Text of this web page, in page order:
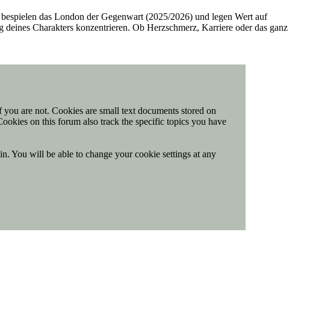
das London der Gegenwart (2025/2026) und legen Wert auf
Charakters konzentrieren. Ob Herzschmerz, Karriere oder das ganz
are not. Cookies are small text documents stored on
on this forum also track the specific topics you have
You will be able to change your cookie settings at any